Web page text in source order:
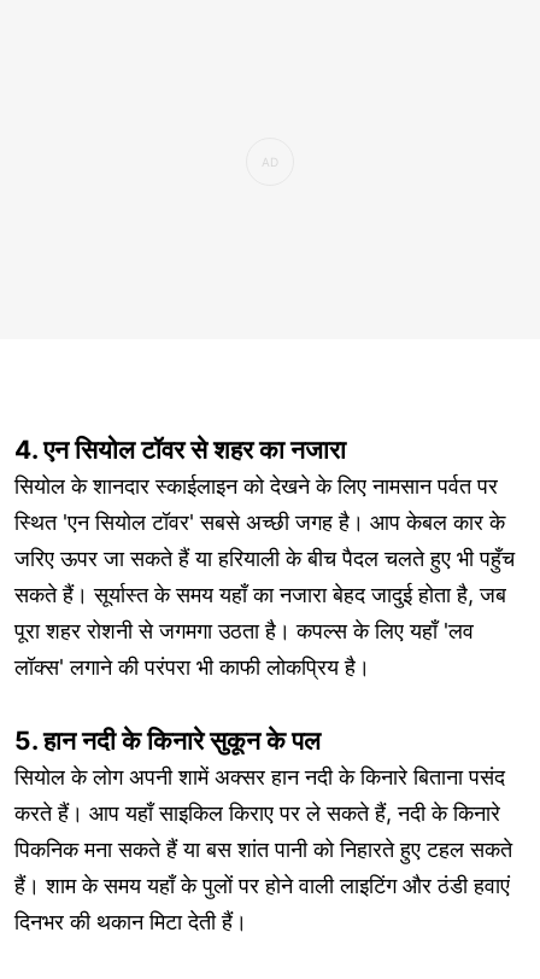
4. एन सियोल टॉवर से शहर का नजारा
सियोल के शानदार स्काईलाइन को देखने के लिए नामसान पर्वत पर
स्थित 'एन सियोल टॉवर' सबसे अच्छी जगह है। आप केबल कार के
जरिए ऊपर जा सकते हैं या हरियाली के बीच पैदल चलते हुए भी पहुँच
सकते हैं। सूर्यास्त के समय यहाँ का नजारा बेहद जादुई होता है, जब
पूरा शहर रोशनी से जगमगा उठता है। कपल्स के लिए यहाँ 'लव
लॉक्स' लगाने की परंपरा भी काफी लोकप्रिय है।
5. हान नदी के किनारे सुकून के पल
सियोल के लोग अपनी शामें अक्सर हान नदी के किनारे बिताना पसंद
करते हैं। आप यहाँ साइकिल किराए पर ले सकते हैं, नदी के किनारे
पिकनिक मना सकते हैं या बस शांत पानी को निहारते हुए टहल सकते
हैं। शाम के समय यहाँ के पुलों पर होने वाली लाइटिंग और ठंडी हवाएं
दिनभर की थकान मिटा देती हैं।